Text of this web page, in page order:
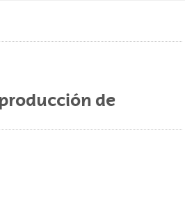
de